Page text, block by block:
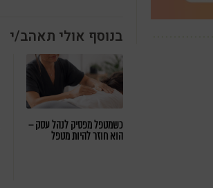
בנוסף אולי תאהב/י
כשמטפל מפסיק לנהל עסק –
הוא חוזר להיות מטפל